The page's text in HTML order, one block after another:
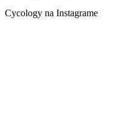
Cycology na Instagrame